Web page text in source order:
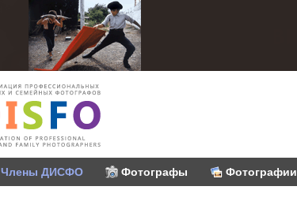
Члены ДИСФО Фотографы Фотографии